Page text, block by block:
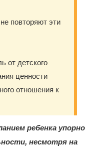
повторяют эти
от детского
ценности
отношения к
ребенка упорно
несмотря на